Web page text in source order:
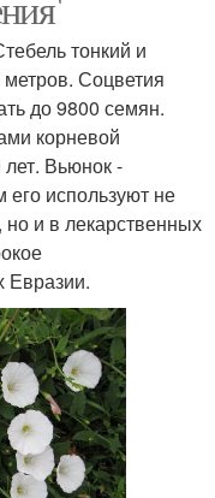
тонкий и
Соцветия
до 9800 семян.
корневой
Вьюнок -
используют не
но и в лекарственных
Евразии.